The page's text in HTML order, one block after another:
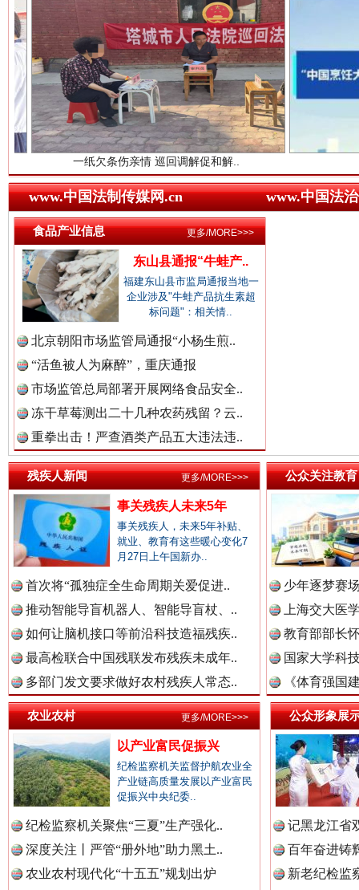
中国廉政法纪网.
中国律师在线.
中国参政网.中
三年瞒报超千万 隐匿收入偷税被查处..
祁连巍巍树丰碑
雄关漫道展新颜 “
纸欠条伤亲情 巡回调解促和解..
www.中国法制传媒网.cn www.中国法
食品产业信息
东山县通报“牛蛙产..
福建东山县市监局通报当地一
企业涉及"牛蛙产品抗生素超
标问题"：相关情..
北京朝阳市场监管局通报“小杨生煎..
“活鱼被人为麻醉”，重庆通报
市场监管总局部署开展网络食品安全..
冻干草莓测出二十几种农药残留？云..
重拳出击！严查酒类产品五大违法违..
更多/MORE>>>
残疾人新闻
事关残疾人未来5年
事关残疾人，未来5年补贴、
就业、教育有这些暖心变化7
月27日上午国新办..
首次将“孤独症全生命周期关爱促进..
推动智能导盲机器人、智能导盲杖、..
如何让脑机接口等前沿科技造福残疾..
最高检联合中国残联发布残疾未成年..
多部门发文要求做好农村残疾人常态..
更多/MORE>>> 公众关注教育
少年逐梦赛
上海交大医
教育部部长
国家大学科
《体育强国
农业农村
以产业富民促振兴
纪检监察机关监督护航农业全
产业链高质量发展以产业富民
促振兴中央纪委..
纪检监察机关聚焦“三夏”生产强化..
深度关注丨严管“册外地”助力黑土..
农业农村现代化“十五五”规划出炉
更多/MORE>>> 公众形象展
记黑龙江省
百年奋进铸
新老纪检监